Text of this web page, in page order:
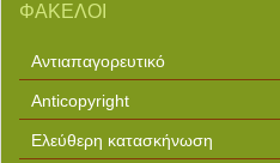
ΦΑΚΕΛΟΙ
Αντιαπαγορευτικό
Anticopyright
Ελεύθερη κατασκήνωση